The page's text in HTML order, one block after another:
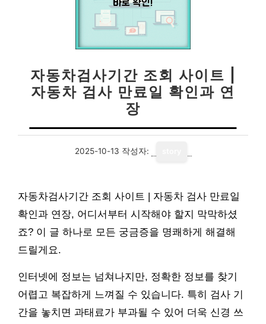
자동차검사기간 조회 사이트 |
자동차 검사 만료일 확인과 연
장
2025-10-13 작성자:
자동차검사기간 조회 사이트 | 자동차 검사 만료일
확인과 연장, 어디서부터 시작해야 할지 막막하셨
죠? 이 글 하나로 모든 궁금증을 명쾌하게 해결해
드릴게요.
인터넷에 정보는 넘쳐나지만, 정확한 정보를 찾기
어렵고 복잡하게 느껴질 수 있습니다. 특히 검사 기
간을 놓치면 과태료가 부과될 수 있어 더욱 신경 쓰